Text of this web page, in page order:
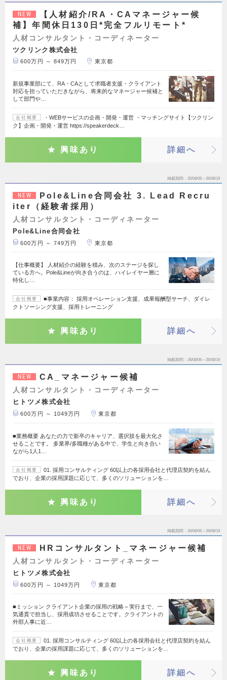
NEW
【人材紹介/RA・CAマネージャー候
補】年間休日130日*完全フルリモート*
人材コンサルタント・コーディネーター
ツクリンク株式会社
600万円 ～ 849万円 東京都
新規事業部にて、RA・CAとして求職者支援・クライアント
対応を担っていただきながら、将来的なマネージャー候補と
して部門や…
会社概要
・WEBサービスの企画・開発・運営 ・マッチングサイト【ツクリン
ク】企画・開発・運営 https://speakerdeck…
興味あり 詳細へ
掲載期間 26/08/06～26/08/19
NEW
Pole&Line合同会社 3. Lead Recru
iter（経験者採用）
人材コンサルタント・コーディネーター
Pole&Line合同会社
600万円 ～ 749万円 東京都
【仕事概要】 人材紹介の経験を積み、次のステージを探し
ている方へ。Pole&Lineが向き合うのは、ハイレイヤー層に
特化し…
会社概要
■事業内容： 採用オペレーション支援、成果報酬型サーチ、ダイレ
クトソーシング支援、採用トレーニング
興味あり 詳細へ
掲載期間 26/08/06～26/08/19
NEW CA_マネージャー候補
人材コンサルタント・コーディネーター
ヒトツメ株式会社
600万円 ～ 1049万円 東京都
■業務概要 あなたの力で新卒のキャリア、選択肢を最大化さ
せることです。 多業界/多職種がある中で、学生と向き合い
ながら1人1…
会社概要
01. 採用コンサルティング 60以上の各採用会社と代理店契約を結ん
でおり、企業の採用課題に応じて、多くのソリューションを…
興味あり 詳細へ
掲載期間 26/08/06～26/08/19
NEW HRコンサルタント_マネージャー候補
人材コンサルタント・コーディネーター
ヒトツメ株式会社
600万円 ～ 1049万円 東京都
■ミッション クライアント企業の採用の戦略～実行まで、一
気通貫で担当し、採用成功させることです。クライアントの
外部人事に近…
会社概要
01. 採用コンサルティング 60以上の各採用会社と代理店契約を結ん
でおり、企業の採用課題に応じて、多くのソリューションを…
興味あり 詳細へ